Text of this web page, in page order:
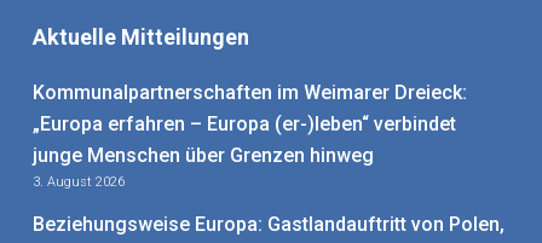
Aktuelle Mitteilungen
Kommunalpartnerschaften im Weimarer Dreieck:
„Europa erfahren – Europa (er-)leben“ verbindet
junge Menschen über Grenzen hinweg
3. August 2026
Beziehungsweise Europa: Gastlandauftritt von Polen,